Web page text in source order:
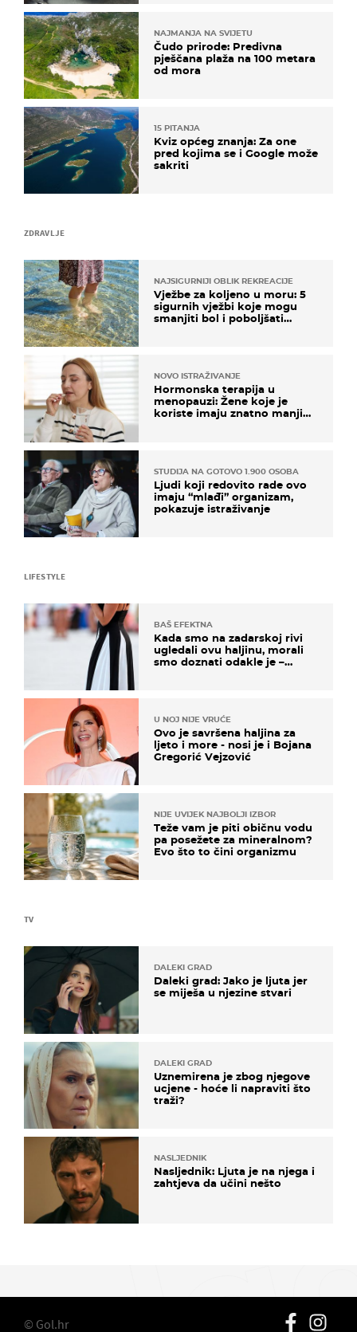
ZDRAVLJE
NAJSIGURNIJI OBLIK REKREACIJE
Vježbe za koljeno u moru: 5
sigurnih vježbi koje mogu
smanjiti bol i poboljšati
NOVO ISTRAŽIVANJE
Hormonska terapija u
menopauzi: Žene koje je
koriste imaju znatno manji
STUDIJA NA GOTOVO 1.900 OSOBA
Ljudi koji redovito rade ovo
imaju “mlađi” organizam,
pokazuje istraživanje
TV
DALEKI GRAD
Daleki grad: Jako je ljuta jer
se miješa u njezine stvari
DALEKI GRAD
Uznemirena je zbog njegove
ucjene - hoće li napraviti što
traži?
NASLJEDNIK
Nasljednik: Ljuta je na njega i
zahtjeva da učini nešto
NAJMANJA NA SVIJETU
Čudo prirode: Predivna
pješčana plaža na 100 metara
od mora
15 PITANJA
Kviz općeg znanja: Za one
pred kojima se i Google može
sakriti
LIFESTYLE
BAŠ EFEKTNA
Kada smo na zadarskoj rivi
ugledali ovu haljinu, morali
smo doznati odakle je –
U NOJ NIJE VRUĆE
Ovo je savršena haljina za
ljeto i more - nosi je i Bojana
Gregorić Vejzović
NIJE UVIJEK NAJBOLJI IZBOR
Teže vam je piti običnu vodu
pa posežete za mineralnom?
Evo što to čini organizmu
© Gol.hr